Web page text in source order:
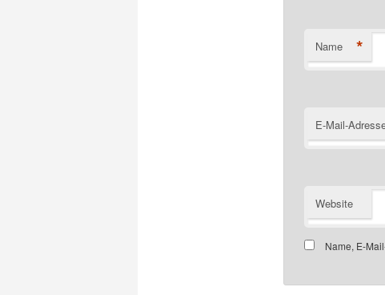
Name *
E-Mail-
Website
Name, E-